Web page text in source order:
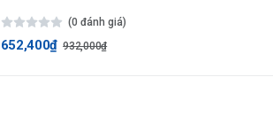
(0 đánh giá)
652,400₫ 932,000₫